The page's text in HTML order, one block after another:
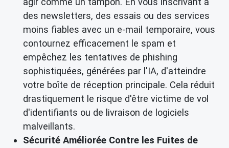
des newsletters, des essais ou des services
moins fiables avec un e-mail temporaire, vous
contournez efficacement le spam et
empêchez les tentatives de phishing
sophistiquées, générées par l'IA, d'atteindre
votre boîte de réception principale. Cela réduit
drastiquement le risque d'être victime de vol
d'identifiants ou de livraison de logiciels
malveillants.
Sécurité Améliorée Contre les Fuites de